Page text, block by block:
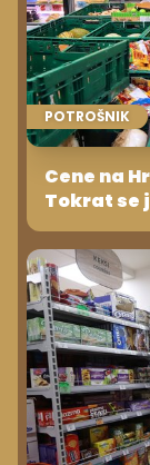
POTROŠNIK
Cene na
Tokrat se